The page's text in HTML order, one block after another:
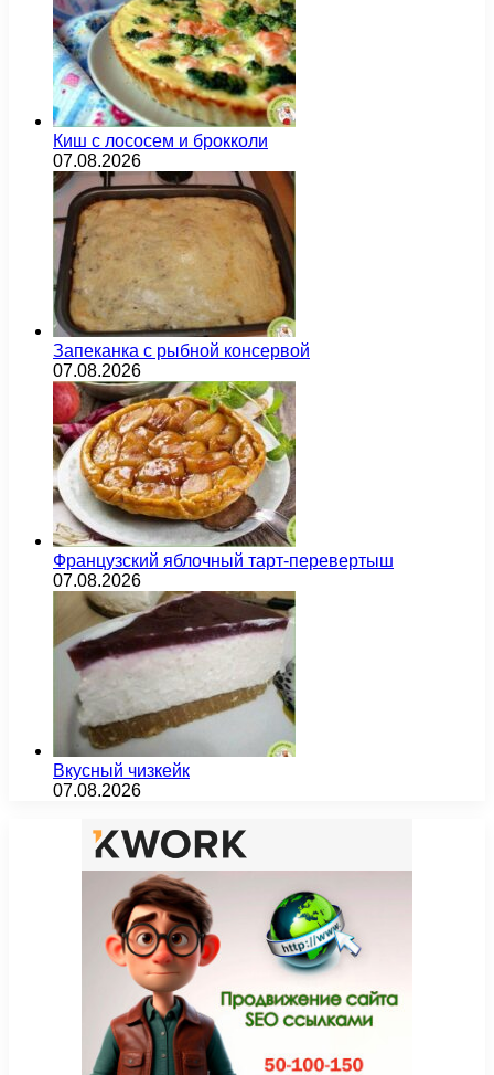
Киш с лососем и брокколи
07.08.2026
Запеканка с рыбной консервой
07.08.2026
Французский яблочный тарт-перевертыш
07.08.2026
Вкусный чизкейк
07.08.2026